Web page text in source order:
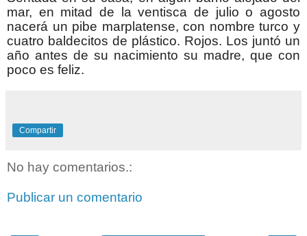
mar, en mitad de la ventisca de julio o agosto
nacerá un pibe marplatense, con nombre turco y
cuatro baldecitos de plástico. Rojos. Los juntó un
año antes de su nacimiento su madre, que con
poco es feliz.
Compartir
No hay comentarios.:
Publicar un comentario